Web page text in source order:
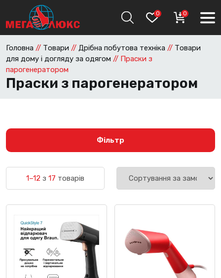
0 0
Головна // Товари // Дрібна побутова техніка // Товари
для дому і догляду за одягом // Праски з
парогенератором
Праски з парогенератором
Фільтр
1–12 з 17 товарів